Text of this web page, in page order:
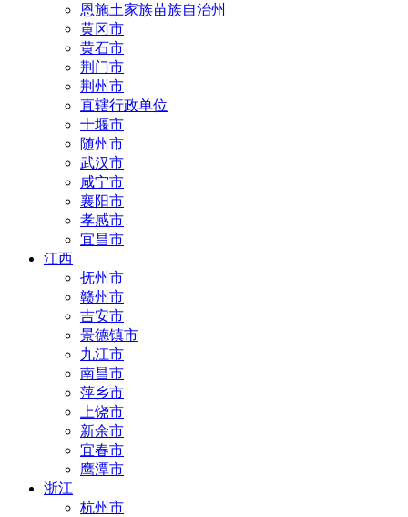
恩施土家族苗族自治州
黄冈市
黄石市
荆门市
荆州市
直辖行政单位
十堰市
随州市
武汉市
咸宁市
襄阳市
孝感市
宜昌市
江西
抚州市
赣州市
吉安市
景德镇市
九江市
南昌市
萍乡市
上饶市
新余市
宜春市
鹰潭市
浙江
杭州市